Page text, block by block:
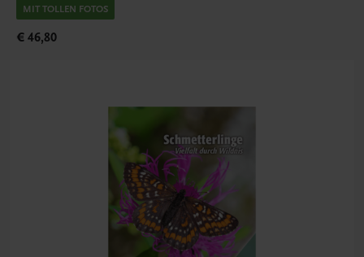
MIT TOLLEN FOTOS
€ 46,80